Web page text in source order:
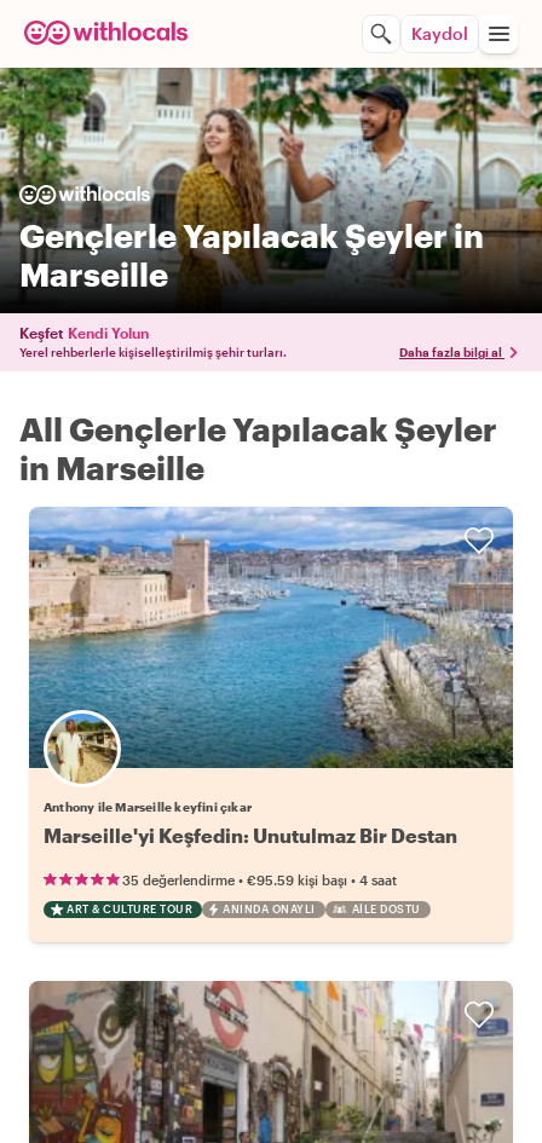
Kaydol
Gençlerle Yapılacak Şeyler in
Marseille
Keşfet Kendi Yolun
Yerel rehberlerle kişiselleştirilmiş şehir turları. Daha fazla bilgi al
All Gençlerle Yapılacak Şeyler
in Marseille
Anthony ile Marseille keyfini çıkar
Marseille'yi Keşfedin: Unutulmaz Bir Destan
35 değerlendirme • €95.59 kişi başı • 4 saat
ART & CULTURE TOUR ANINDA ONAYLI AILE DOSTU